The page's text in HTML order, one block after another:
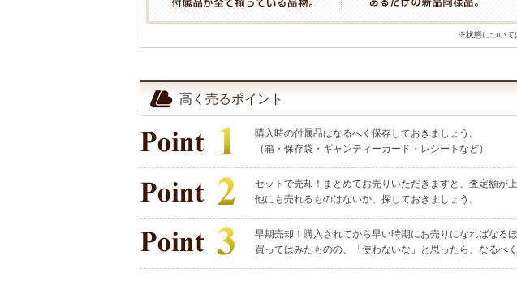
※状態について
高く売るポイント
購入時の付属品はなるべく保存しておきましょう。
（箱・保存袋・ギャンティーカード・レシートなど）
セットで売却！まとめてお売りいただきますと、査定額が上
他にも売れるものはないか、探しておきましょう。
早期売却！購入されてから早い時期にお売りになればなる
買ってはみたものの、「使わないな」と思ったら、なるべく